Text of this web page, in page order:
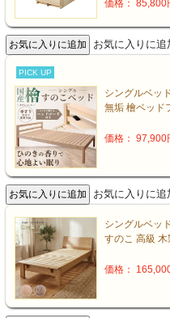
価格： 85,800
お気に入りに追
PICK UP
シングルベッ
無垢 檜ベッド
価格： 97,900
お気に入りに追
シングルベッ
すのこ 高級
価格：